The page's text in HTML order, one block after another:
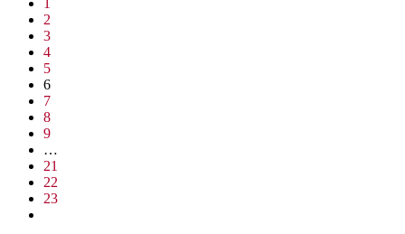
1
2
3
4
5
6
7
8
9
…
21
22
23